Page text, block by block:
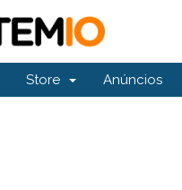
Store Anúncios